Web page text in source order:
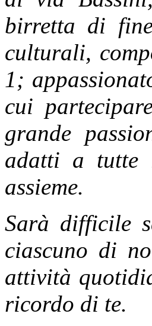
birretta di
culturali,
1;
cui
grande
adatti a tutte
assieme.
Sarà difficile
ciascuno di
attività
ricordo di te.